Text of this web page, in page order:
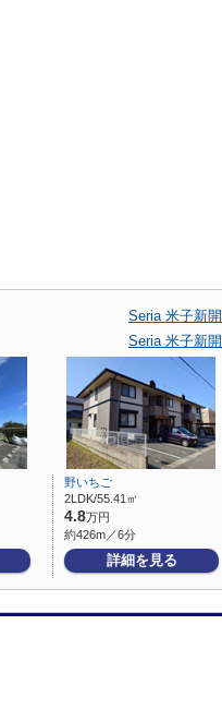
Seria 米子新
Seria 米子新
野いちご
2LDK/55.41㎡
4.8万円
約426m／6分
詳細を見る